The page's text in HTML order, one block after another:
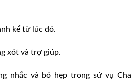
kể từ lúc đó.
xót và trợ giúp.
nhắc và bó hẹp trong sứ vụ Cha